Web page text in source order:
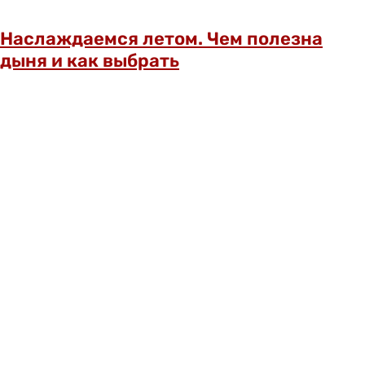
Наслаждаемся летом. Чем полезна
дыня и как выбрать